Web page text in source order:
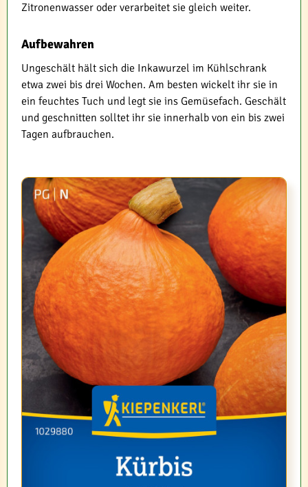
Zitronenwasser oder verarbeitet sie gleich weiter.
Aufbewahren
Ungeschält hält sich die Inkawurzel im Kühlschrank
etwa zwei bis drei Wochen. Am besten wickelt ihr sie in
ein feuchtes Tuch und legt sie ins Gemüsefach. Geschält
und geschnitten solltet ihr sie innerhalb von ein bis zwei
Tagen aufbrauchen.